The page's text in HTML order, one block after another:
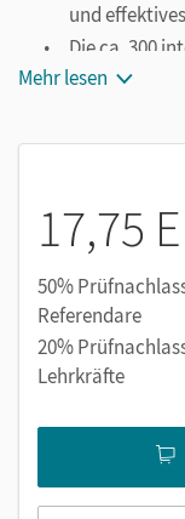
und
Die ca. 300
Niveaustufen
Tipps und
Mehr lesen
17,75
50%
Referendare
20%
Lehrkräfte